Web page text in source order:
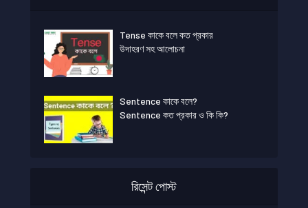
Tense কাকে বলে কত প্রকার
উদাহরণ সহ আলোচনা
Sentence কাকে বলে?
Sentence কত প্রকার ও কি কি?
রিসেন্ট পোস্ট